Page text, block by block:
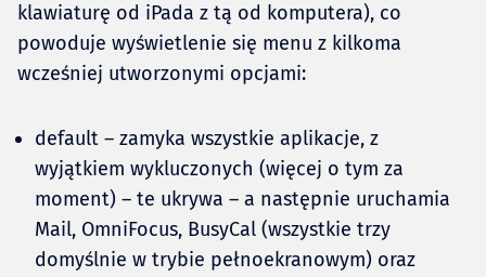
klawiaturę od iPada z tą od komputera), co
powoduje wyświetlenie się menu z kilkoma
wcześniej utworzonymi opcjami:
default – zamyka wszystkie aplikacje, z
wyjątkiem wykluczonych (więcej o tym za
moment) – te ukrywa – a następnie uruchamia
Mail, OmniFocus, BusyCal (wszystkie trzy
domyślnie w trybie pełnoekranowym) oraz